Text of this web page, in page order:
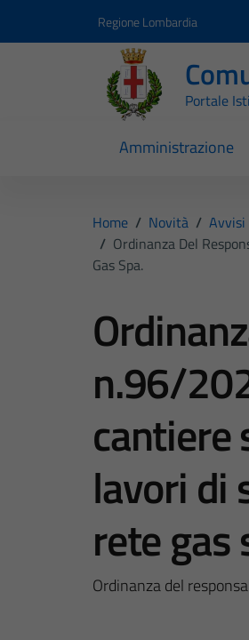
Regione Lombardia
Portale
Amministrazione
Home / Novità / Avvisi
/ Ordinanza Del
Gas Spa.
n.96/
cantiere
lavori di
rete gas
Ordinanza del